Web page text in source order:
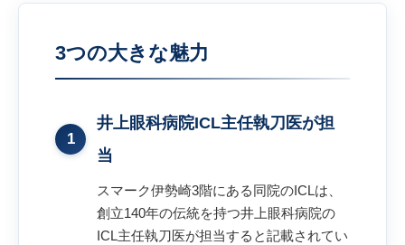
3つの大きな魅力
1
井上眼科病院ICL主任執刀医が担
当
スマーク伊勢崎3階にある同院のICLは、
創立140年の伝統を持つ井上眼科病院の
ICL主任執刀医が担当すると記載されてい